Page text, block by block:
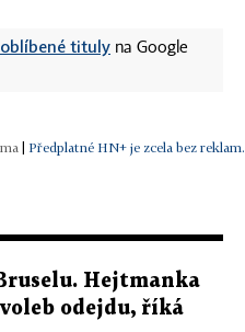
oblíbené tituly na Google
Předplatné HN+ je zcela bez reklam.
Hejtmanka
odejdu, říká